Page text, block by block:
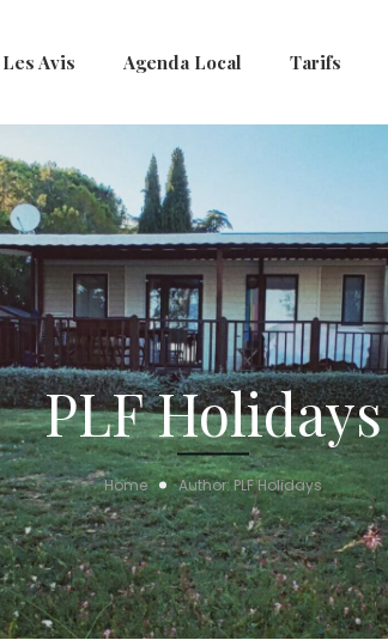
Les Avis Agenda Local Tarifs
PLF Holidays
Home Author: PLF Holidays